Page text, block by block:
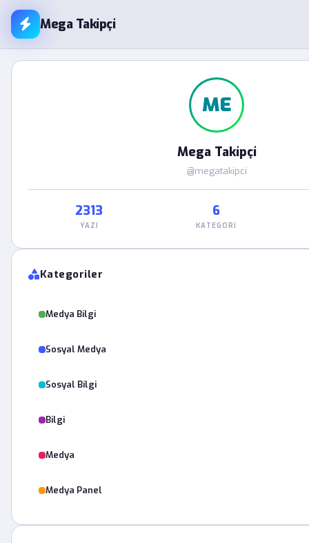
Mega Takipçi
ME
Mega Takipçi
@megatakipci
2313
YAZI
6
KATEGORI
Kategoriler
Medya Bilgi
Sosyal Medya
Sosyal Bilgi
Bilgi
Medya
Medya Panel